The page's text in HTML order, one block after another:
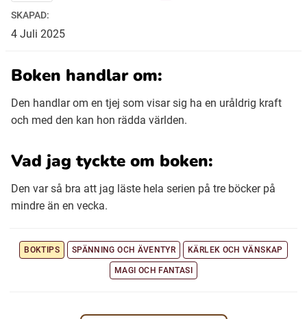
Kelderash (Romska)
SKAPAD:
4 Juli 2025
Boken handlar om:
Den handlar om en tjej som visar sig ha en uråldrig kraft
och med den kan hon rädda världen.
Vad jag tyckte om boken:
Den var så bra att jag läste hela serien på tre böcker på
mindre än en vecka.
BOKTIPS SPÄNNING OCH ÄVENTYR KÄRLEK OCH VÄNSKAP
MAGI OCH FANTASI